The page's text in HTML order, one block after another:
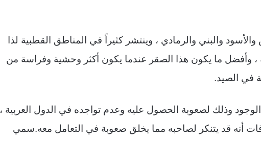
والأسود والبني والرمادي ، وينتشر كثيراً في المناطق القطبية لذا
وأفضل ما يكون هذا الصقر عندما يكون أكثر وحشية وفراسة من
في الصيد.
وذلك لصعوبة الحصول عليه وعدم تواجده في الدول العربية ،
أنه قد يتنكر لصاحبه مما يخلق صعوبة في التعامل معه.سمي